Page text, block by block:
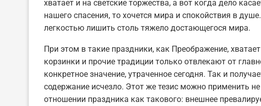
хватает и на светские торжества, а вот когда дело
нашего спасения, то хочется мира и спокойствия в
легкостью лишить столь тяжело достающегося мира.
При этом в такие праздники, как Преображение,
корзинки и прочие традиции только отвлекают от
конкретное значение, утраченное сегодня. Так и
содержание исчезло. Этот же тезис можно применить
отношении праздника как такового: внешнее